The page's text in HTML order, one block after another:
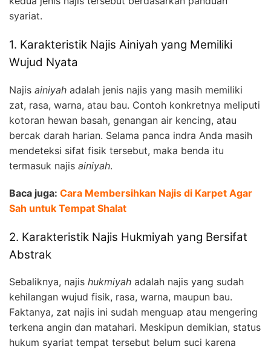
syariat.
1. Karakteristik Najis Ainiyah yang Memiliki
Wujud Nyata
Najis ainiyah adalah jenis najis yang masih memiliki
zat, rasa, warna, atau bau. Contoh konkretnya meliputi
kotoran hewan basah, genangan air kencing, atau
bercak darah harian. Selama panca indra Anda masih
mendeteksi sifat fisik tersebut, maka benda itu
termasuk najis ainiyah.
Baca juga: Cara Membersihkan Najis di Karpet Agar
Sah untuk Tempat Shalat
2. Karakteristik Najis Hukmiyah yang Bersifat
Abstrak
Sebaliknya, najis hukmiyah adalah najis yang sudah
kehilangan wujud fisik, rasa, warna, maupun bau.
Faktanya, zat najis ini sudah menguap atau mengering
terkena angin dan matahari. Meskipun demikian, status
hukum syariat tempat tersebut belum suci karena